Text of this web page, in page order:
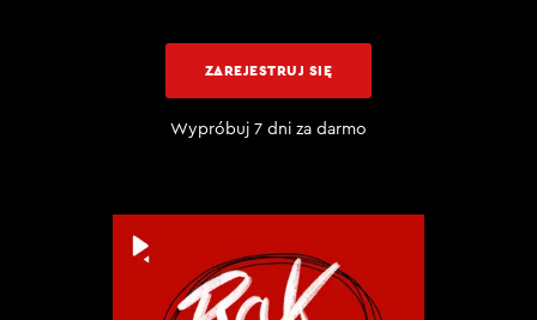
ZAREJESTRUJ SIĘ
Wypróbuj 7 dni za darmo